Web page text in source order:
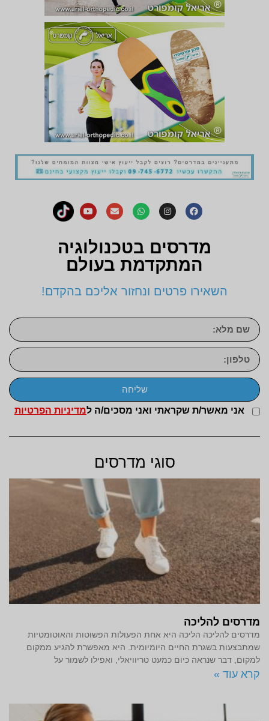
מדרסים בטכנולוגיה
המתקדמת בעולם
השאירו פרטים ונחזור אליכם בהקדם!
אני מאשר/ת שקראתי ואני מסכים/ה למדיניות הפרטיות
שליחה
סוגי מדרסים
מדרסים להליכה
מדרסים להליכה הליכה היא אחת הפעולות הפשוטות והאוטומטיות
שמתבצעות בשגרת החיים היומיומית. היא מאפשרת להגיע ממקום
למקום, דבר שנראה כיום כמעט טריוויאלי, ואפילו לשמור על
קרא עוד »